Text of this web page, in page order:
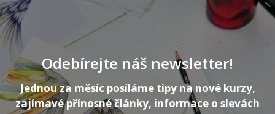
Odebírejte náš newsletter!
Jednou za měsíc posíláme tipy na nové kurzy,
zajímavé přínosné články, informace o slevách